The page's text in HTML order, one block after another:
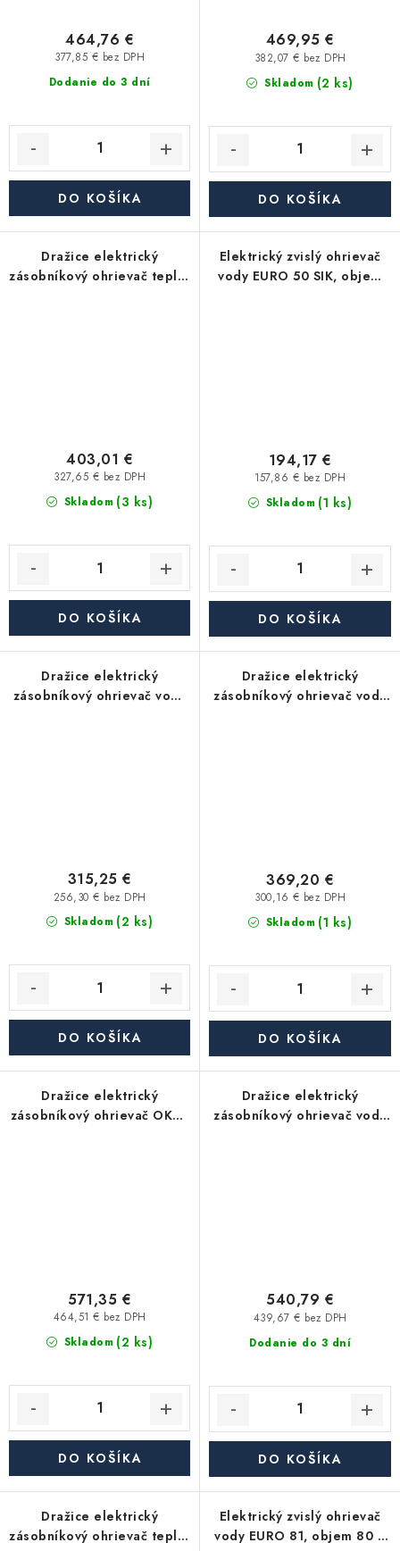
Dodanie do 3 dní
377,85 € bez DPH
464,76 €
DO KOŠÍKA
Skladom (2 ks)
382,07 € bez DPH
469,95 €
DO KOŠÍKA
Dražice elektrický
zásobníkový ohrievač teplej
Skladom (3 ks)
327,65 € bez DPH
403,01 €
DO KOŠÍKA
Elektrický zvislý ohrievač
vody EURO 50 SIK, objem
Skladom (1 ks)
157,86 € bez DPH
194,17 €
DO KOŠÍKA
Dražice elektrický
zásobníkový ohrievač vody
Skladom (2 ks)
256,30 € bez DPH
315,25 €
DO KOŠÍKA
Dražice elektrický
zásobníkový ohrievač vody
Skladom (1 ks)
300,16 € bez DPH
369,20 €
DO KOŠÍKA
Dražice elektrický
zásobníkový ohrievač OKCE
Skladom (2 ks)
464,51 € bez DPH
571,35 €
DO KOŠÍKA
Dražice elektrický
zásobníkový ohrievač vody
Dodanie do 3 dní
439,67 € bez DPH
540,79 €
DO KOŠÍKA
Dražice elektrický
zásobníkový ohrievač teplej
Elektrický zvislý ohrievač
vody EURO 81, objem 80 l,